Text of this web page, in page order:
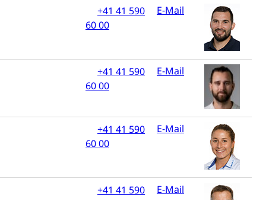
+41 41 590
60 00
E-Mail
+41 41 590
60 00
E-Mail
+41 41 590
60 00
E-Mail
+41 41 590
E-Mail
Verrechnungssteuer, Quellensteuer,
Kirchensteuer, Gewerbesteuer, Vergnügungssteuer,
und Kapitalsteuer
Beschwerdestelle Spitäler